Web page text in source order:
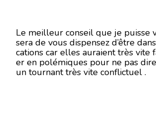
Le meilleur conseil que je puisse
sera de vous dispensez d’être
cations car elles auraient très vite
er en polémiques pour ne pas
un tournant très vite conflictuel .